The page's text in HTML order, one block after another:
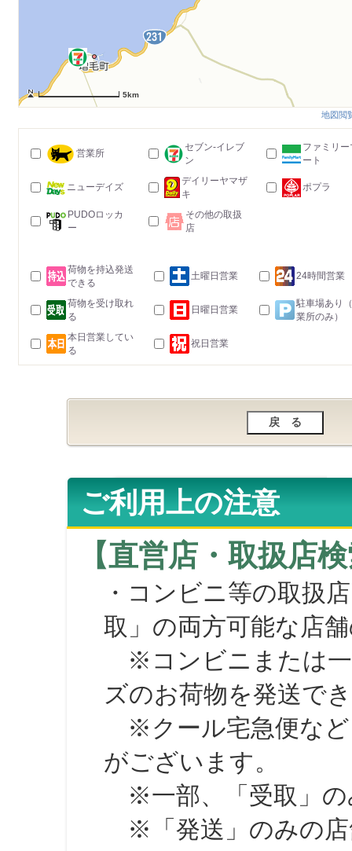
5km
地図閲
営業所
セブン-イレブ
ン
ファミリー
ート
ニューデイズ
デイリーヤマザ
キ
ポプラ
PUDOロッカ
ー
その他の取扱
店
荷物を持込発送
できる
土曜日営業 24時間営業
荷物を受け取れ
る
日曜日営業
駐車場あり
業所のみ）
本日営業してい
る
祝日営業
ご利用上の注意
【直営店・取扱店
・コンビニ等の取扱
取」の両方可能な店
※コンビニまたは一
ズのお荷物を発送で
※クール宅急便など
がございます。
※一部、「受取」の
※「発送」のみの店